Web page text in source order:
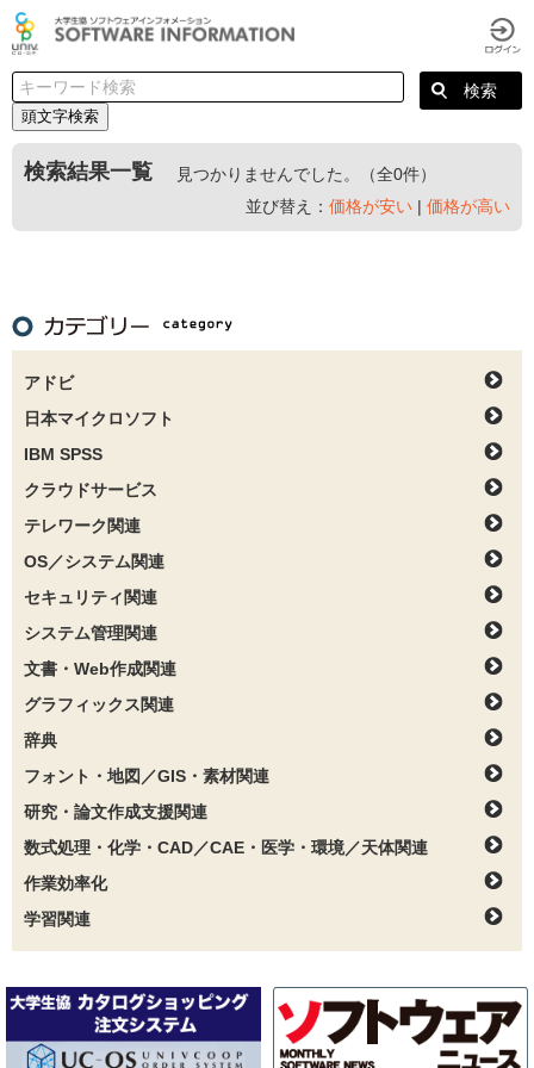
頭文字検索
検索結果一覧
見つかりませんでした。（全0件）
並び替え： 価格が安い | 価格が高い
アドビ
日本マイクロソフト
IBM SPSS
クラウドサービス
テレワーク関連
OS／システム関連
セキュリティ関連
システム管理関連
文書・Web作成関連
グラフィックス関連
辞典
フォント・地図／GIS・素材関連
研究・論文作成支援関連
数式処理・化学・CAD／CAE・医学・環境／天体関連
作業効率化
学習関連